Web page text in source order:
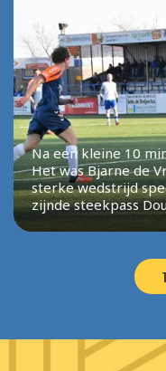
Na een kleine 10
Het was Bjarne de
sterke wedstrijd
zijnde steekpass